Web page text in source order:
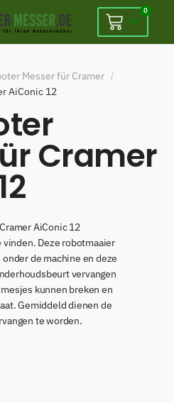
0
Messer für Cramer /
AiConic 12
Cramer
AiConic 12
Deze robotmaaier
de machine en deze
vervangen
kunnen breken en
Gemiddeld dienen de
te worden.